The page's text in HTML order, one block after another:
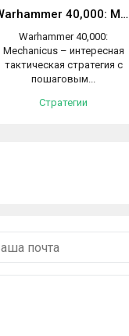
Warhammer 40,000: Mechanicus
Warhammer 40,000:
Mechanicus – интересная
тактическая стратегия с
пошаговым...
Стратегии